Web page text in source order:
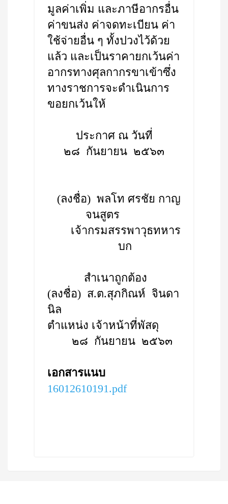
มูลค่าเพิ่ม และภาษีอากรอื่น
ค่าขนส่ง ค่าจดทะเบียน ค่า
ใช้จ่ายอื่น ๆ ทั้งปวงไว้ด้วย
แล้ว และเป็นราคายกเว้นค่า
อากรทางศุลกากรขาเข้าซึ่ง
ทางราชการจะดำเนินการ
ขอยกเว้นให้
ประกาศ ณ วันที่
๒๘ กันยายน ๒๕๖๓
(ลงชื่อ) พลโท ศรชัย กาญ
จนสูตร
เจ้ากรมสรรพาวุธทหาร
บก
สำเนาถูกต้อง
(ลงชื่อ) ส.ต.สุภกิณห์ จินดา
นิล
ตำแหน่ง เจ้าหน้าที่พัสดุ
๒๘ กันยายน ๒๕๖๓
เอกสารแนบ
16012610191.pdf